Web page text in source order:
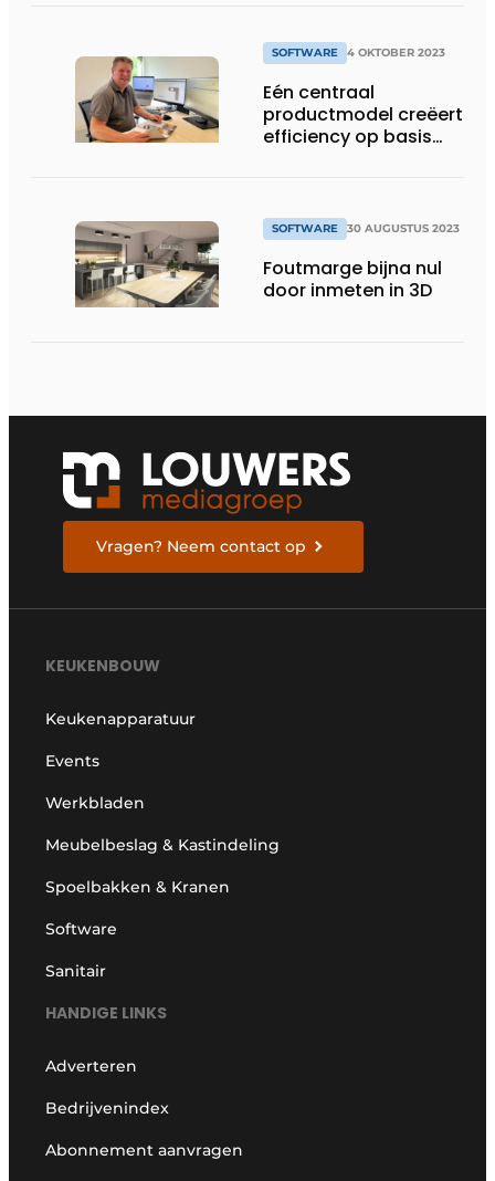
SOFTWARE 4 OKTOBER 2023
Eén centraal
productmodel creëert
efficiency op basis
SOFTWARE 30 AUGUSTUS 2023
Foutmarge bijna nul
door inmeten in 3D
Vragen? Neem contact op
KEUKENBOUW
Keukenapparatuur
Events
Werkbladen
Meubelbeslag & Kastindeling
Spoelbakken & Kranen
Software
Sanitair
HANDIGE LINKS
Adverteren
Bedrijvenindex
Abonnement aanvragen